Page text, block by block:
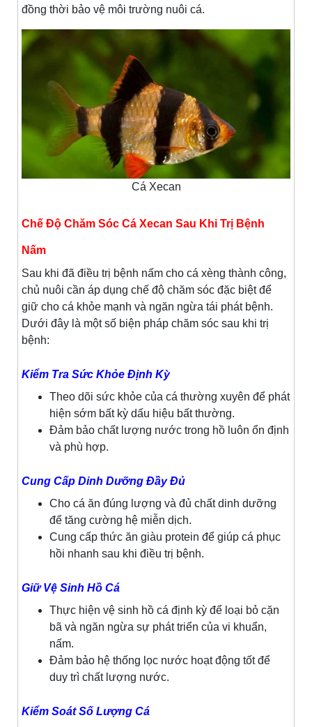
đồng thời bảo vệ môi trường nuôi cá.
Cá Xecan
Chế Độ Chăm Sóc Cá Xecan Sau Khi Trị Bệnh
Nấm
Sau khi đã điều trị bệnh nấm cho cá xèng thành công,
chủ nuôi cần áp dụng chế độ chăm sóc đặc biệt để
giữ cho cá khỏe mạnh và ngăn ngừa tái phát bệnh.
Dưới đây là một số biện pháp chăm sóc sau khi trị
bệnh:
Kiểm Tra Sức Khỏe Định Kỳ
Theo dõi sức khỏe của cá thường xuyên để phát
hiện sớm bất kỳ dấu hiệu bất thường.
Đảm bảo chất lượng nước trong hồ luôn ổn định
và phù hợp.
Cung Cấp Dinh Dưỡng Đầy Đủ
Cho cá ăn đúng lượng và đủ chất dinh dưỡng
để tăng cường hệ miễn dịch.
Cung cấp thức ăn giàu protein để giúp cá phục
hồi nhanh sau khi điều trị bệnh.
Giữ Vệ Sinh Hồ Cá
Thực hiện vệ sinh hồ cá định kỳ để loại bỏ cặn
bã và ngăn ngừa sự phát triển của vi khuẩn,
nấm.
Đảm bảo hệ thống lọc nước hoạt động tốt để
duy trì chất lượng nước.
Kiểm Soát Số Lượng Cá